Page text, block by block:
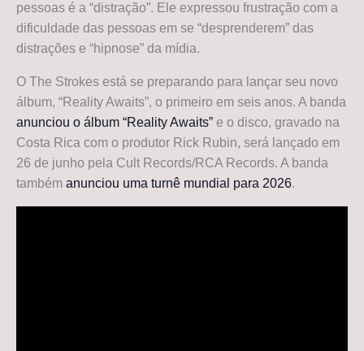
pessoas é a “distração”. Ele expressou frustração com a
dificuldade das pessoas em se “desprenderem” das
distrações e “hipnose” da mídia.
O The Strokes está se preparando para lançar seu novo
álbum, “Reality Awaits”, o primeiro em seis anos. A banda
anunciou o álbum “Reality Awaits” e o disco, gravado na
Costa Rica com o produtor Rick Rubin, será lançado em
26 de junho pela Cult Records/RCA Records. A banda
também anunciou uma turnê mundial para 2026.